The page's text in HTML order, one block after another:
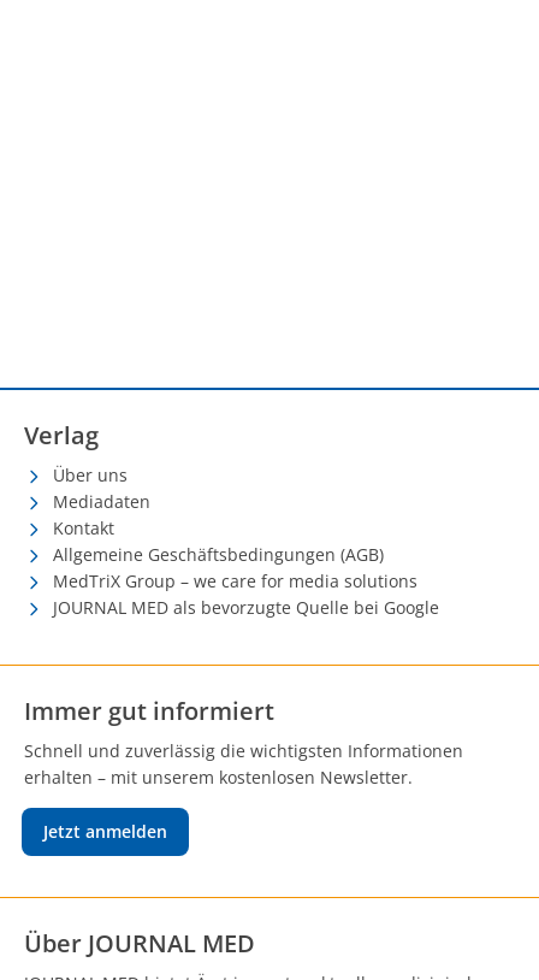
Verlag
Über uns
Mediadaten
Kontakt
Allgemeine Geschäftsbedingungen (AGB)
MedTriX Group – we care for media solutions
JOURNAL MED als bevorzugte Quelle bei Google
Immer gut informiert
Schnell und zuverlässig die wichtigsten Informationen
erhalten – mit unserem kostenlosen Newsletter.
Jetzt anmelden
Über JOURNAL MED